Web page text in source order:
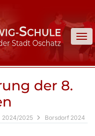
der 8.
2024/2025 Borsdorf 2024